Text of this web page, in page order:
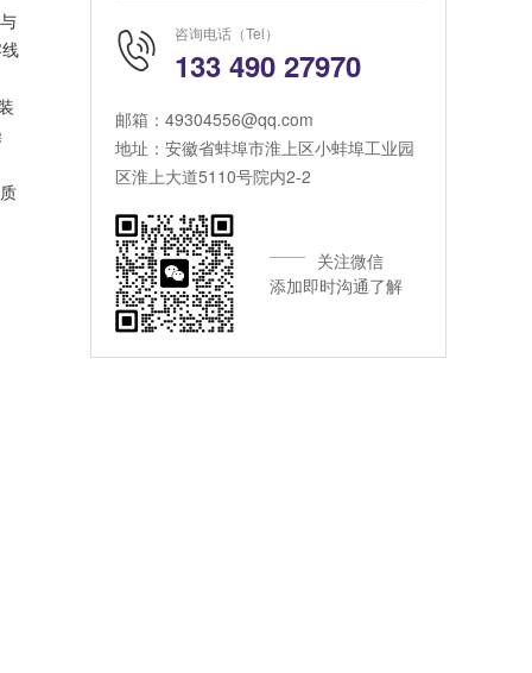
咨询电话（Tel）
133 490 27970
邮箱：49304556@qq.com
地址：安徽省蚌埠市淮上区小蚌埠工业园
区淮上大道5110号院内2-2
关注微信
添加即时沟通了解